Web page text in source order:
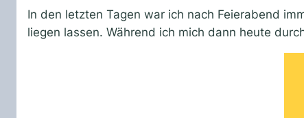
In den letzten Tagen war ich nach Feierabend
liegen lassen. Während ich mich dann heute